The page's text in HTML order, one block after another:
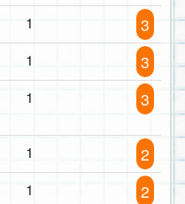
1 3
1 3
1 3
1 2
1 2